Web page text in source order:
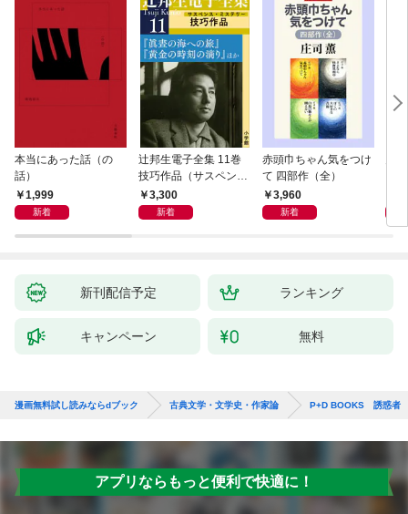
本当にあった話（の
話）
1,999
新着
辻邦生電子全集 11巻
技巧作品（サスペン
ス・ミステリー） 『眞
晝の海への旅』『黄金
3,300
新着
赤頭巾ちゃん気をつけ
て 四部作（全）
3,960
新着
新刊配信予定 ランキング
キャンペーン 無料
漫画無料試し読みならdブック 古典文学・文学史・作家論 P+D BOOKS 誘惑者
アプリならもっと便利で快適に！